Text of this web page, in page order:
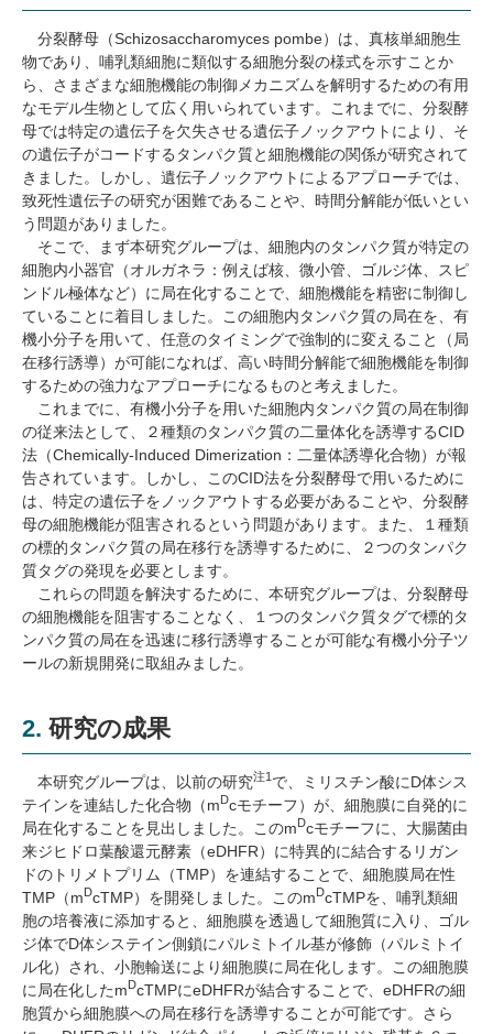
分裂酵母（Schizosaccharomyces pombe）は、真核単細胞生
物であり、哺乳類細胞に類似する細胞分裂の様式を示すことか
ら、さまざまな細胞機能の制御メカニズムを解明するための有用
なモデル生物として広く用いられています。これまでに、分裂酵
母では特定の遺伝子を欠失させる遺伝子ノックアウトにより、そ
の遺伝子がコードするタンパク質と細胞機能の関係が研究されて
きました。しかし、遺伝子ノックアウトによるアプローチでは、
致死性遺伝子の研究が困難であることや、時間分解能が低いとい
う問題がありました。
そこで、まず本研究グループは、細胞内のタンパク質が特定の
細胞内小器官（オルガネラ：例えば核、微小管、ゴルジ体、スピ
ンドル極体など）に局在化することで、細胞機能を精密に制御し
ていることに着目しました。この細胞内タンパク質の局在を、有
機小分子を用いて、任意のタイミングで強制的に変えること（局
在移行誘導）が可能になれば、高い時間分解能で細胞機能を制御
するための強力なアプローチになるものと考えました。
これまでに、有機小分子を用いた細胞内タンパク質の局在制御
の従来法として、２種類のタンパク質の二量体化を誘導するCID
法（Chemically-Induced Dimerization ：二量体誘導化合物）が報
告されています。しかし、このCID法を分裂酵母で用いるために
は、特定の遺伝子をノックアウトする必要があることや、分裂酵
母の細胞機能が阻害されるという問題があります。また、１種類
の標的タンパク質の局在移行を誘導するために、２つのタンパク
質タグの発現を必要とします。
これらの問題を解決するために、本研究グループは、分裂酵母
の細胞機能を阻害することなく、１つのタンパク質タグで標的タ
ンパク質の局在を迅速に移行誘導することが可能な有機小分子ツ
ールの新規開発に取組みました。
2. 研究の成果
本研究グループは、以前の研究注1で、ミリスチン酸にD体シス
テインを連結した化合物（m Dcモチーフ）が、細胞膜に自発的に
局在化することを見出しました。このm Dcモチーフに、大腸菌由
来ジヒドロ葉酸還元酵素（eDHFR）に特異的に結合するリガン
ドのトリメトプリム（TMP）を連結することで、細胞膜局在性
TMP （m DcTMP）を開発しました。このm DcTMPを、哺乳類細
胞の培養液に添加すると、細胞膜を透過して細胞質に入り、ゴル
ジ体でD体システイン側鎖にパルミトイル基が修飾（パルミトイ
ル化）され、小胞輸送により細胞膜に局在化します。この細胞膜
に局在化したm DcTMPにeDHFRが結合することで、 eDHFRの細
胞質から細胞膜への局在移行を誘導することが可能です。さら